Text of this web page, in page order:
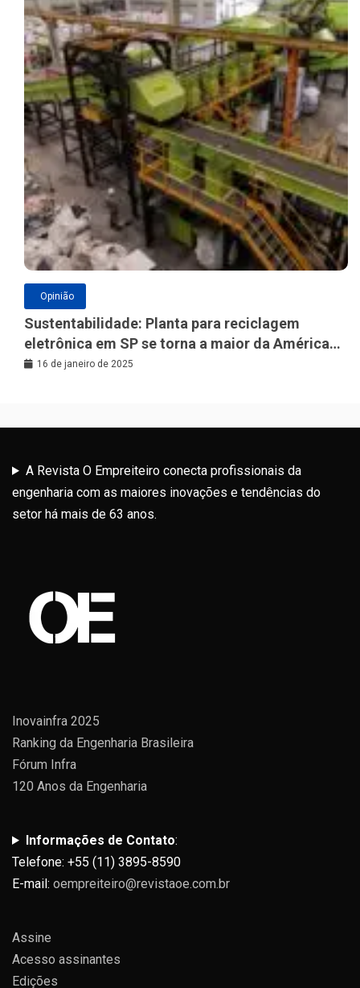
Opinião
Sustentabilidade: Planta para reciclagem
eletrônica em SP se torna a maior da América
Latina
16 de janeiro de 2025
A Revista O Empreiteiro conecta profissionais da
engenharia com as maiores inovações e tendências do
setor há mais de 63 anos.
Inovainfra 2025
Ranking da Engenharia Brasileira
Fórum Infra
120 Anos da Engenharia
Informações de Contato:
Telefone: +55 (11) 3895-8590
E-mail: oempreiteiro@revistaoe.com.br
Assine
Acesso assinantes
Edições